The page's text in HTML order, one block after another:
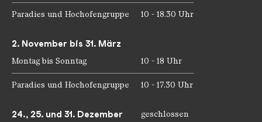
Paradies und Hochofengruppe 10 - 18.30 Uhr
2. November bis 31. März
Montag bis Sonntag 10 - 18 Uhr
Paradies und Hochofengruppe 10 - 17.30 Uhr
24., 25. und 31. Dezember geschlossen